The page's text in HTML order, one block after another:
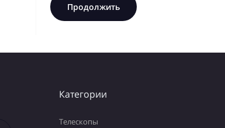
Продолжить
Категории
Телескопы